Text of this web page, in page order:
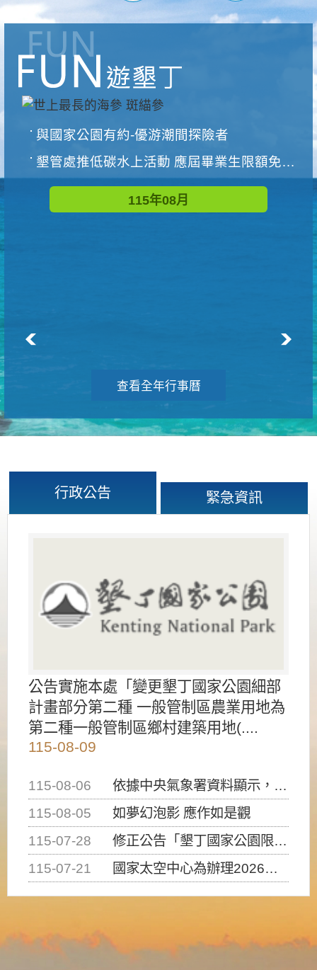
與國家公園有約-優游潮間探險者
墾管處推低碳水上活動 應屆畢業生限額免費參加
115年08月
查看全年行事曆
行政公告 緊急資訊
公告實施本處「變更墾丁國家公園細部
計畫部分第二種 一般管制區農業用地為
第二種一般管制區鄉村建築用地(....
115-08-09
115-08-06
依據中央氣象署資料顯示，白海豚颱風持續接近臺灣，請密切注意動向及早完成防災應變準備
115-08-05
如夢幻泡影 應作如是觀
115-07-28
修正公告「墾丁國家公園限制水域遊憩活動之種類、範圍、時間及行為」，自即日生效。
115-07-21
國家太空中心為辦理2026台灣盃火箭競賽，陸、海、空域警戒及協調相關事宜，因颱風備案事宜